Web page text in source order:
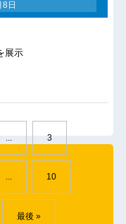
日
展示
3
... 10
最後 »